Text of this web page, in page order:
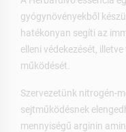
gyógynövényekből
hatékonyan segíti az
elleni védekezését,
működését.
Szervezetünk nitrogén-
sejtműködésnek
mennyiségű arginin